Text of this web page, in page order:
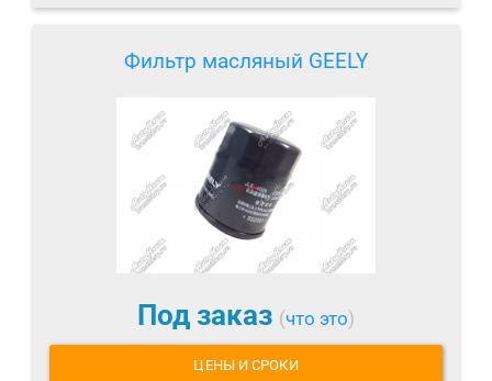
Фильтр масляный GEELY
Под заказ (что это)
ЦЕНЫ И СРОКИ